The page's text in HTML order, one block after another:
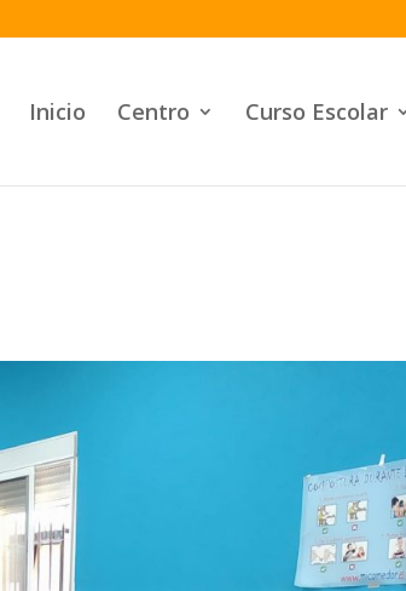
Inicio Centro Curso Escolar